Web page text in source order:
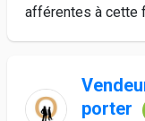
afférentes à cette
porter